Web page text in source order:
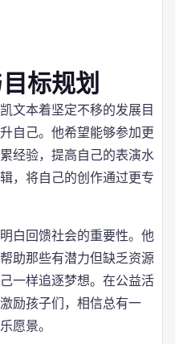
标规划
文本着坚定不移的发展目
自己。他希望能够参加更
经验，提高自己的表演水
，将自己的创作通过更专
白回馈社会的重要性。他
助那些有潜力但缺乏资源
一样追逐梦想。在公益活
励孩子们，相信总有一
愿景。